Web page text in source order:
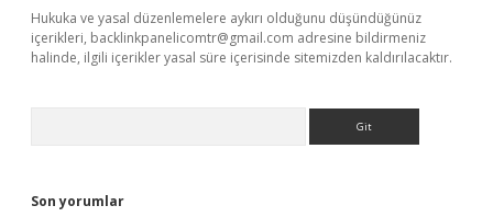
Hukuka ve yasal düzenlemelere aykırı olduğunu düşündüğünüz
içerikleri, backlinkpanelicomtr@gmail.com adresine bildirmeniz
halinde, ilgili içerikler yasal süre içerisinde sitemizden kaldırılacaktır.
Son yorumlar